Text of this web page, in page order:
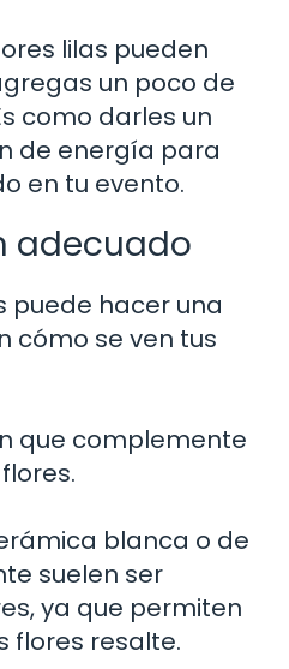
lilas pueden
un poco de
como darles un
de energía para
en tu evento.
adecuado
puede hacer una
cómo se ven tus
que complemente
blanca o de
suelen ser
ya que permiten
flores resalte.